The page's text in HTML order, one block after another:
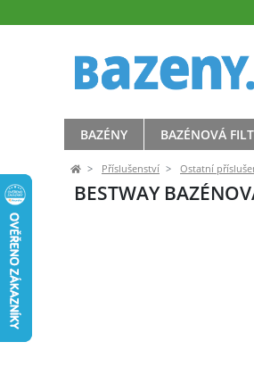
BAZÉNY BAZÉNOVÁ
Příslušenství Ostatní
BESTWAY